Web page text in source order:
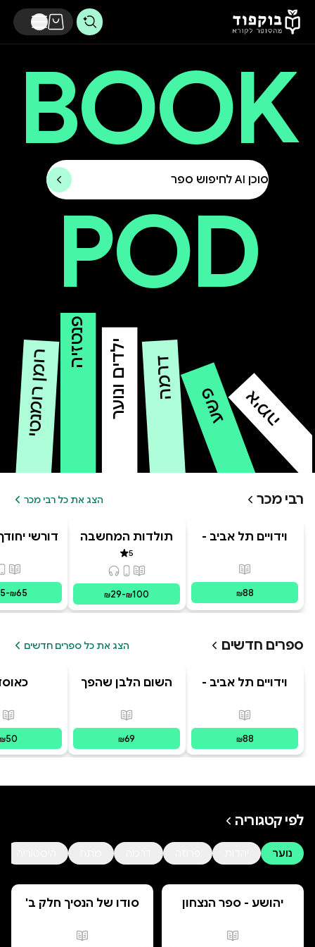
דלג לתוכן הראשי
BOOK
POD
סוכן AI לחיפוש ספר
בוקפוד - מהסופר לקורא - חנות הספרים החברתית של ישראל
רומן רומנטי
פנטזיה ילדים ונוער דרמה
פשע אימה
רבי מכר הצג את כל רבי מכר
וידויים תל אביב -
פורמטים זמינים
מודפס
₪88
תולדות המחשבה
האנושית
5
פורמטים זמינים מודפס,
₪29-₪100
דורשי
-₪65
ספרים חדשים הצג את כל ספרים חדשים
וידויים תל אביב -
פורמטים זמינים
מודפס
₪88
השום הלבן שהפך
ברקן.
פורמטים זמינים
מודפס
₪69
₪50
לפי קטגוריה
נוער
יהושע - ספר הנצחון
פורמטים זמינים
סודו של הנסיך חלק ב'
פורמטים זמינים